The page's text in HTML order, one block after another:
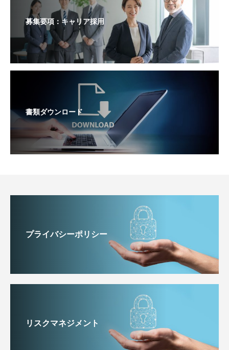
募集要項：キャリア採用
書類ダウンロード
プライバシーポリシー
リスクマネジメント